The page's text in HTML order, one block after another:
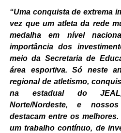
“Uma conquista de extrema
vez que um atleta da rede
medalha em nível
importância dos
meio da Secretaria de
área esportiva. Só neste
regional de atletismo,
na estadual do
Norte/Nordeste, e
destacam entre os
um trabalho contínuo, de